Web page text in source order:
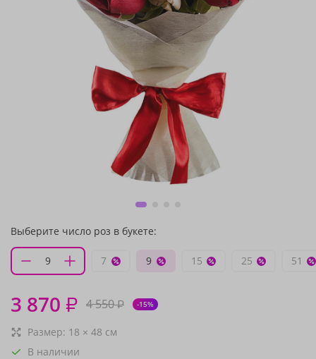
Выберите число роз в букете:
7 9 15 25 51
3 870 ₽ 4 550₽ -15%
Размер: 18 × 48 см
В наличии